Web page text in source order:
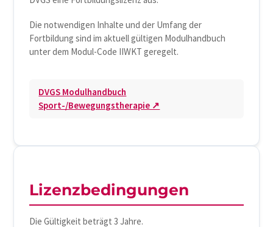
Die notwendigen Inhalte und der Umfang der
Fortbildung sind im aktuell gültigen Modulhandbuch
unter dem Modul-Code IIWKT geregelt.
DVGS Modulhandbuch
Sport-/Bewegungstherapie ↗
Lizenzbedingungen
Die Gültigkeit beträgt 3 Jahre.